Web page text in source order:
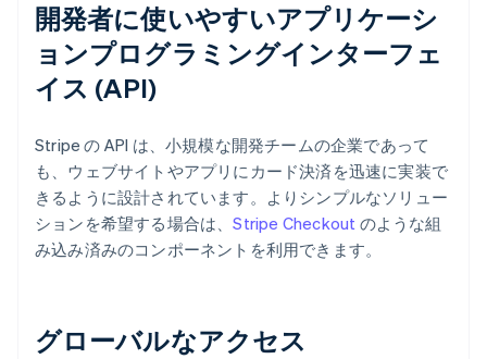
開発者に使いやすいアプリケーシ
ョンプログラミングインターフェ
イス (API)
Stripe の API は、小規模な開発チームの企業であって
も、ウェブサイトやアプリにカード決済を迅速に実装で
きるように設計されています。よりシンプルなソリュー
ションを希望する場合は、Stripe Checkout のような組
み込み済みのコンポーネントを利用できます。
グローバルなアクセス